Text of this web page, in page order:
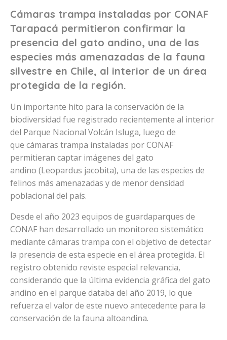
Cámaras trampa instaladas por CONAF
Tarapacá permitieron confirmar la
presencia del gato andino, una de las
especies más amenazadas de la fauna
silvestre en Chile, al interior de un área
protegida de la región.
Un importante hito para la conservación de la
biodiversidad fue registrado recientemente al interior
del Parque Nacional Volcán Isluga, luego de
que cámaras trampa instaladas por CONAF
permitieran captar imágenes del gato
andino (Leopardus jacobita), una de las especies de
felinos más amenazadas y de menor densidad
poblacional del país.
Desde el año 2023 equipos de guardaparques de
CONAF han desarrollado un monitoreo sistemático
mediante cámaras trampa con el objetivo de detectar
la presencia de esta especie en el área protegida. El
registro obtenido reviste especial relevancia,
considerando que la última evidencia gráfica del gato
andino en el parque databa del año 2019, lo que
refuerza el valor de este nuevo antecedente para la
conservación de la fauna altoandina.